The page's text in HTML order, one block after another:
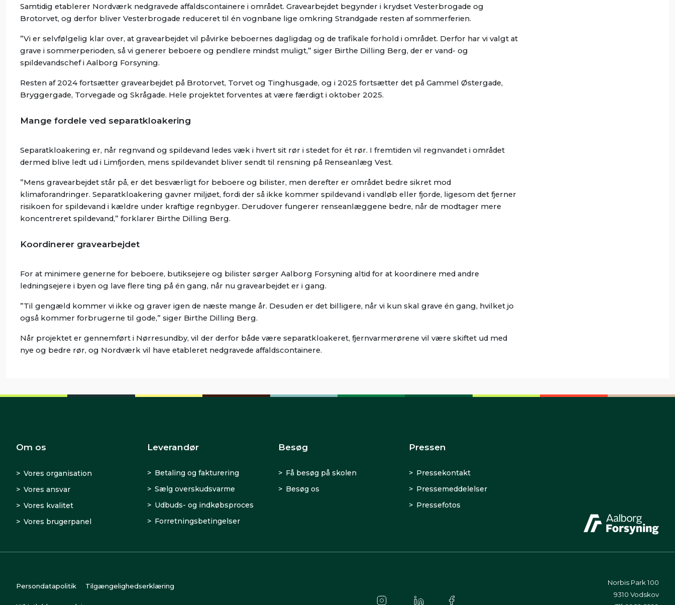
Samtidig etablerer Nordværk nedgravede affaldscontainere i området. Gravearbejdet begynder i krydset Vesterbrogade og
Brotorvet, og derfor bliver Vesterbrogade reduceret til én vognbane lige omkring Strandgade resten af sommerferien.
”Vi er selvfølgelig klar over, at gravearbejdet vil påvirke beboernes dagligdag og de trafikale forhold i området. Derfor har vi valgt at
grave i sommerperioden, så vi generer beboere og pendlere mindst muligt,” siger Birthe Dilling Berg, der er vand- og
spildevandschef i Aalborg Forsyning.
Resten af 2024 fortsætter gravearbejdet på Brotorvet, Torvet og Tinghusgade, og i 2025 fortsætter det på Gammel Østergade,
Bryggergade, Torvegade og Skrågade. Hele projektet forventes at være færdigt i oktober 2025.
Mange fordele ved separatkloakering
Separatkloakering er, når regnvand og spildevand ledes væk i hvert sit rør i stedet for ét rør. I fremtiden vil regnvandet i området
dermed blive ledt ud i Limfjorden, mens spildevandet bliver sendt til rensning på Renseanlæg Vest.
”Mens gravearbejdet står på, er det besværligt for beboere og bilister, men derefter er området bedre sikret mod
klimaforandringer. Separatkloakering gavner miljøet, fordi der så ikke kommer spildevand i vandløb eller fjorde, ligesom det fjerner
risikoen for spildevand i kældre under kraftige regnbyger. Derudover fungerer renseanlæggene bedre, når de modtager mere
koncentreret spildevand,” forklarer Birthe Dilling Berg.
Koordinerer gravearbejdet
For at minimere generne for beboere, butiksejere og bilister sørger Aalborg Forsyning altid for at koordinere med andre
ledningsejere i byen og lave flere ting på én gang, når nu gravearbejdet er i gang.
”Til gengæld kommer vi ikke og graver igen de næste mange år. Desuden er det billigere, når vi kun skal grave én gang, hvilket jo
også kommer forbrugerne til gode,” siger Birthe Dilling Berg.
Når projektet er gennemført i Nørresundby, vil der derfor både være separatkloakeret, fjernvarmerørene vil være skiftet ud med
nye og bedre rør, og Nordværk vil have etableret nedgravede affaldscontainere.
Om os
Vores organisation
Vores ansvar
Vores kvalitet
Vores brugerpanel
Leverandør
Betaling og fakturering
Sælg overskudsvarme
Udbuds- og indkøbsproces
Forretningsbetingelser
Besøg
Få besøg på skolen
Besøg os
Pressen
Pressekontakt
Pressemeddelelser
Pressefotos
Persondatapolitik Tilgængelighedserklæring
Norbis Park 100
9310 Vodskov